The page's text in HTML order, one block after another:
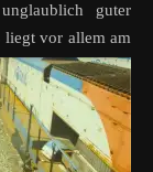
guter
liegt vor allem am